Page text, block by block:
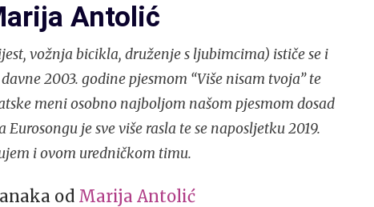
Antolić
vožnja bicikla, druženje s ljubimcima) ističe se i
2003. godine pjesmom “Više nisam tvoja” te
meni osobno najboljom našom pjesmom dosad
Eurosongu je sve više rasla te se naposljetku 2019.
i ovom uredničkom timu.
od Marija Antolić